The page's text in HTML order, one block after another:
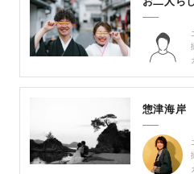
惣津海岸